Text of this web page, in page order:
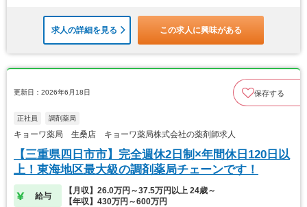
求人の詳細を見る この求人に興味がある
更新日：2026年6月18日 保存する
正社員 調剤薬局
キョーワ薬局 生桑店 キョーワ薬局株式会社の薬剤師求人
【三重県四日市市】完全週休2日制×年間休日120日以
上！東海地区最大級の調剤薬局チェーンです！
給与
【月収】26.0万円～37.5万円以上 24歳～
【年収】430万円～600万円